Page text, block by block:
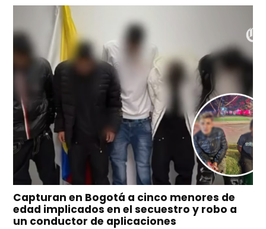
Capturan en Bogotá a cinco menores de
edad implicados en el secuestro y robo a
un conductor de aplicaciones